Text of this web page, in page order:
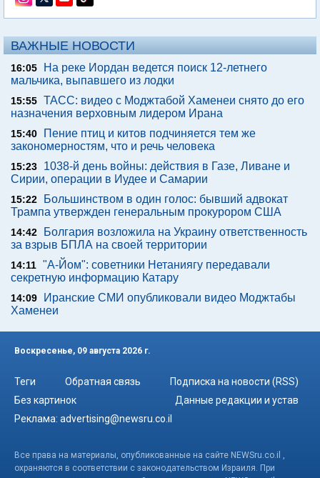
ВАЖНЫЕ НОВОСТИ
16:05
На реке Иордан ведется поиск 12-летнего
мальчика, выпавшего из лодки
15:55 ТАСС: видео с Моджтабой Хаменеи снято до его
назначения верховным лидером Ирана
15:40
Пение птиц и китов подчиняется тем же
закономерностям, что и речь человека
15:23
1038-й день войны: действия в Газе, Ливане и
Сирии, операции в Иудее и Самарии
15:22
Большинством в один голос: бывший адвокат
Трампа утвержден генеральным прокурором США
14:42
Болгария возложила на Украину ответственность
за взрыв БПЛА на своей территории
14:11 "А-Йом": советники Нетаниягу передавали
секретную информацию Катару
14:09
Иранские СМИ опубликовали видео Моджтабы
Хаменеи
Воскресенье, 09 августа 2026 г.
Теги Обратная связь
Подписка на новости (RSS)
Без картинок
Данные редакции и устав
Реклама: advertising@newsru.co.il
Все права на материалы, опубликованные на сайте NEWSru.co.il ,
охраняются в соответствии с законодательством Израиля. При